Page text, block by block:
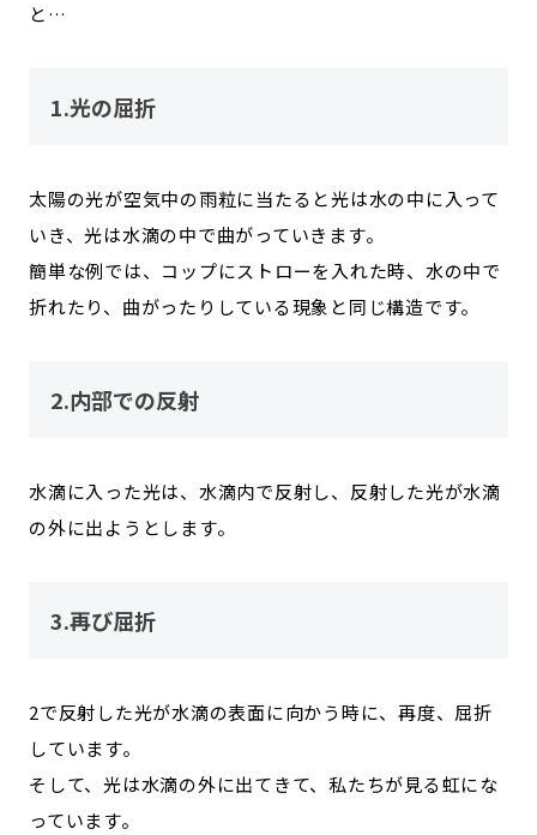
と…
1.光の屈折
太陽の光が空気中の雨粒に当たると光は水の中に入って
いき、光は水滴の中で曲がっていきます。
簡単な例では、コップにストローを入れた時、水の中で
折れたり、曲がったりしている現象と同じ構造です。
2.内部での反射
水滴に入った光は、水滴内で反射し、反射した光が水滴
の外に出ようとします。
3.再び屈折
2で反射した光が水滴の表面に向かう時に、再度、屈折
しています。
そして、光は水滴の外に出てきて、私たちが見る虹にな
っています。